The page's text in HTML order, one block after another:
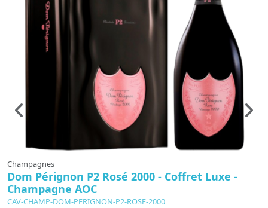
Champagnes
Dom Pérignon P2 Rosé 2000 - Coffret Luxe -
Champagne AOC
CAV-CHAMP-DOM-PERIGNON-P2-ROSE-2000